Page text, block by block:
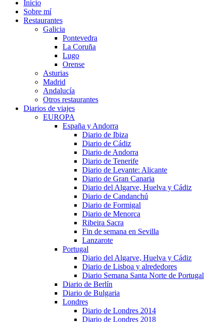
Inicio
Sobre mí
Restaurantes
Galicia
Pontevedra
La Coruña
Lugo
Orense
Asturias
Madrid
Andalucía
Otros restaurantes
Diarios de viajes
EUROPA
España y Andorra
Diario de Ibiza
Diario de Cádiz
Diario de Andorra
Diario de Tenerife
Diario de Levante: Alicante
Diario de Gran Canaria
Diario del Algarve, Huelva y Cádiz
Diario de Candanchú
Diario de Formigal
Diario de Menorca
Ribeira Sacra
Fin de semana en Sevilla
Lanzarote
Portugal
Diario del Algarve, Huelva y Cádiz
Diario de Lisboa y alrededores
Diario Semana Santa Norte de Portugal
Diario de Berlín
Diario de Bulgaria
Londres
Diario de Londres 2014
Diario de Londres 2018